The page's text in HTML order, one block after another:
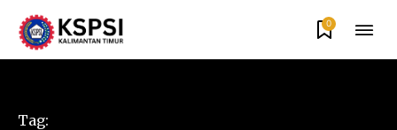
0
Tag: